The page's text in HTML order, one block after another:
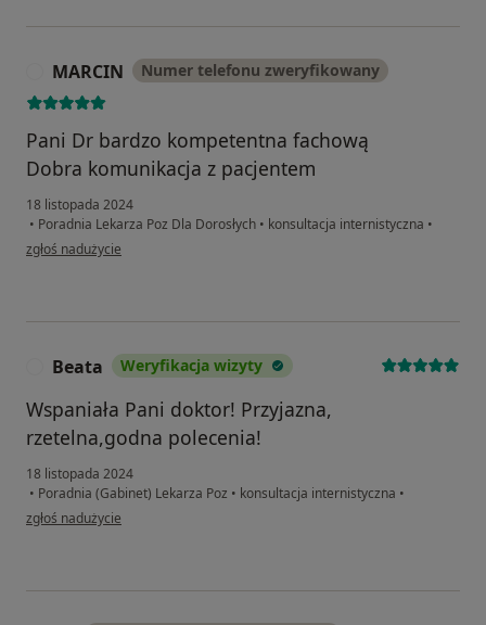
MARCIN Numer telefonu zweryfikowany
Pani Dr bardzo kompetentna fachową
Dobra komunikacja z pacjentem
18 listopada 2024
• Poradnia Lekarza Poz Dla Dorosłych • konsultacja internistyczna •
w opinii użytkownika MARCIN
zgłoś nadużycie
Beata Weryfikacja wizyty
Wspaniała Pani doktor! Przyjazna,
rzetelna,godna polecenia!
18 listopada 2024
• Poradnia (Gabinet) Lekarza Poz • konsultacja internistyczna •
w opinii użytkownika Beata
zgłoś nadużycie